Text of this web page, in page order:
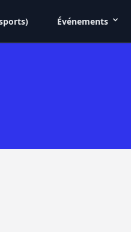
Événements